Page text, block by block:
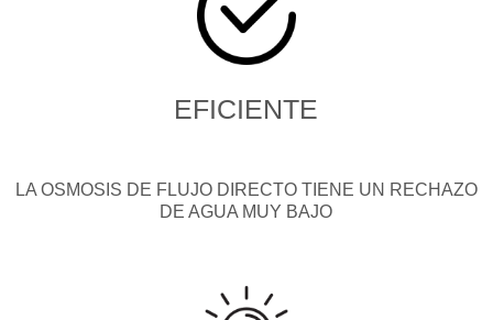
EFICIENTE
LA OSMOSIS DE FLUJO DIRECTO TIENE UN RECHAZO
DE AGUA MUY BAJO